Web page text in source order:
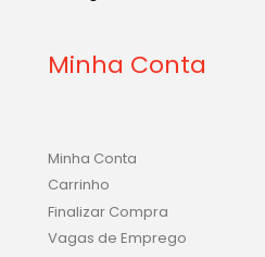
Minha Conta
Minha Conta
Carrinho
Finalizar Compra
Vagas de Emprego